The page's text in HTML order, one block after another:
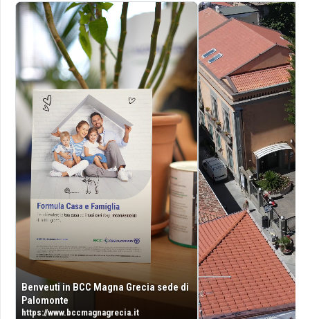
Benveuti in BCC Magna Grecia sede di
Palomonte
https://www.bccmagnagrecia.it